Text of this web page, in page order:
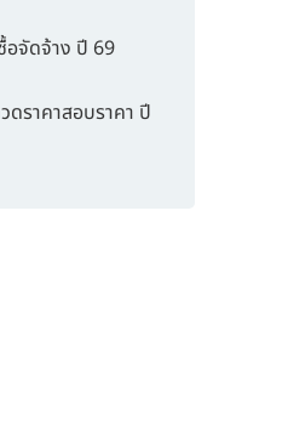
จัดจ้าง ปี 69
ดราคาสอบราคา ปี